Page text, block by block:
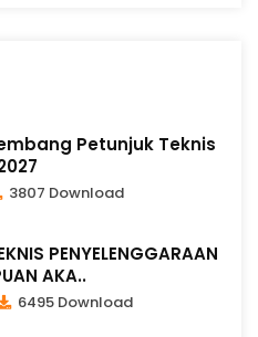
Petunjuk Teknis
3807 Download
PENYELENGGARAAN
AKA..
6495 Download